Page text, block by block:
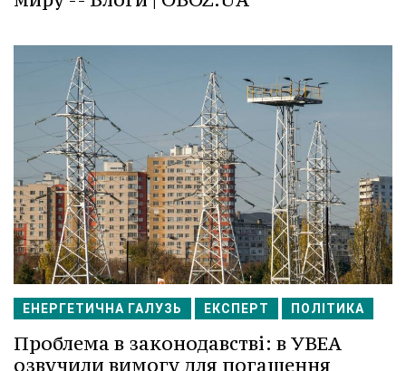
ЕНЕРГЕТИЧНА ГАЛУЗЬ ЕКСПЕРТ ПОЛІТИКА
Проблема в законодавстві: в УВЕА
озвучили вимогу для погашення